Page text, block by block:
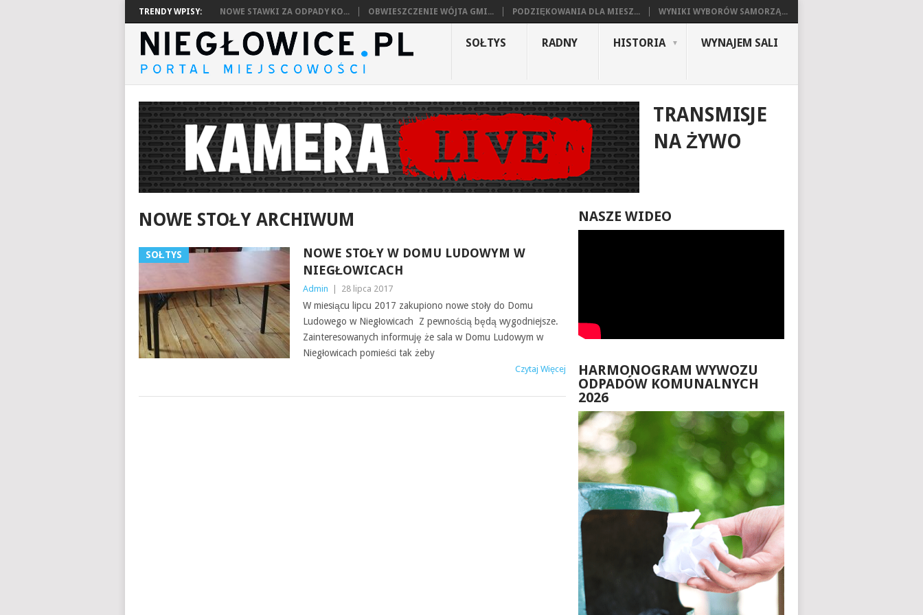
TRENDY WPISY: NOWE STAWKI ZA ODPADY KO... OBWIESZCZENIE WÓJTA GMI... PODZIĘKOWANIA DLA MIESZ... WYNIKI WYBORÓW SAMORZĄ...
SOŁTYS RADNY HISTORIA WYNAJEM SALI
TRANSMISJE
NA ŻYWO
NOWE STOŁY ARCHIWUM
SOŁTYS
NOWE STOŁY W DOMU LUDOWYM W
NIEGŁOWICACH
Admin 28 lipca 2017
W miesiącu lipcu 2017 zakupiono nowe stoły do Domu
Ludowego w Niegłowicach Z pewnością będą wygodniejsze.
Zainteresowanych informuję że sala w Domu Ludowym w
Niegłowicach pomieści tak żeby
Czytaj Więcej
NASZE WIDEO
HARMONOGRAM WYWOZU
ODPADÓW KOMUNALNYCH
2026